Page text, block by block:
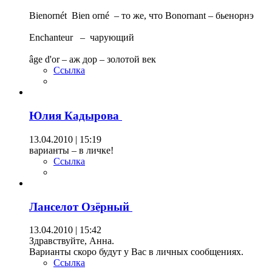
Bienornét Bien orné – то же, что Bonornant – бьенорнэ
Enchanteur – чарующий
âge d'or – аж дор – золотой век
Ссылка
Юлия Кадырова
13.04.2010 | 15:19
варианты – в личке!
Ссылка
Ланселот Озёрный
13.04.2010 | 15:42
Здравствуйте, Анна.
Варианты скоро будут у Вас в личных сообщениях.
Ссылка